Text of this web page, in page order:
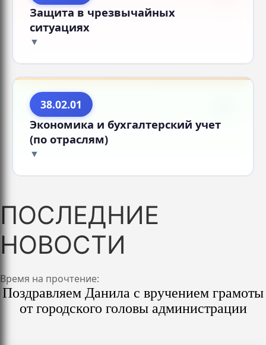
Защита в чрезвычайных
ситуациях
38.02.01
Экономика и бухгалтерский учет
(по отраслям)
ПОСЛЕДНИЕ
НОВОСТИ
Время на прочтение:
Поздравляем Данила с вручением грамоты
от городского головы администрации